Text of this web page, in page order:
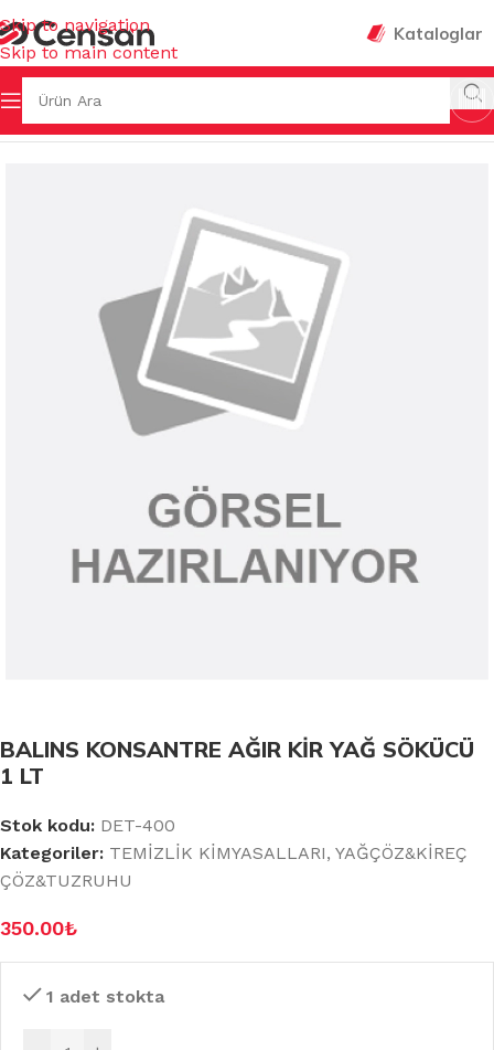
Skip to navigation
Skip to main content
Kataloglar
TEMİZLİK KİMYASALLARI YAĞÇÖZ&KİREÇ ÇÖZ&TUZRUHU
BALINS KONSANTRE AĞIR KİR YAĞ SÖKÜCÜ
1 LT
Stok kodu: DET-400
Kategoriler: TEMİZLİK KİMYASALLARI, YAĞÇÖZ&KİREÇ
ÇÖZ&TUZRUHU
350.00₺
1 adet stokta